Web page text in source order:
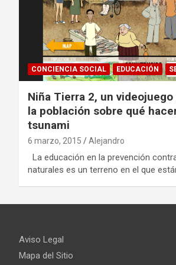
CONCIENCIA SOCIAL EDUCACIÓN
Niña Tierra 2, un
la población sobre qué
tsunami
6 marzo, 2015 Alejandro
La educación en la prevención
naturales es un terreno en el que
Aviso Legal
Mapa del Sitio